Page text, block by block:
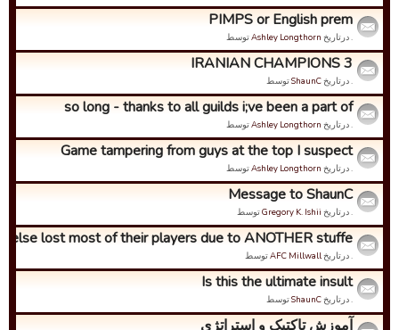
PIMPS or English prem
. درتاریخ Ashley Longthornتوسط
IRANIAN CHAMPIONS 3
. درتاریخShaunCتوسط
so long - thanks to all guilds i;ve been a part of
. درتاریخ Ashley Longthornتوسط
Game tampering from guys at the top I suspect
. درتاریخ Ashley Longthornتوسط
Message to ShaunC
. درتاریخ Gregory K. Ishiiتوسط
else lost most of their players due to ANOTHER stuffe...
. درتاریخAFC Millwallتوسط
Is this the ultimate insult
. درتاریخShaunCتوسط
آموزش تاکتیک و استراتژی